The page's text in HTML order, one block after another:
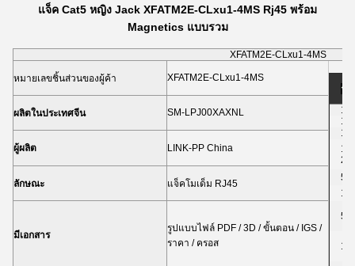
แจ็ค Cat5 หญิง Jack XFATM2E-CLxu1-4MS Rj45 พร้อม
Magnetics แบบรวม
XFATM2E-CLxu1-4MS
หมายเลขชิ้นส่วนของผู้ค้า
XFATM2E-CLxu1-4MS
รา
1-5
ผลิตในประเทศจีน SM-LPJ00XAXNL
ผู้ผลิต LINK-PP China
ลักษณะ แจ็คโมเด็ม RJ45
มีเอกสาร
รูปแบบไฟล์ PDF / 3D / ขั้นตอน / IGS /
ราคา / ครอส